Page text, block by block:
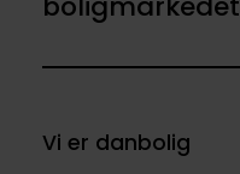
Vi er danbolig